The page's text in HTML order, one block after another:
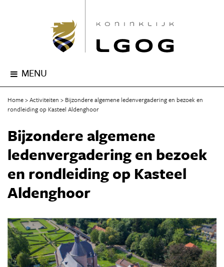
MENU
Home Activiteiten
Bijzondere algemene ledenvergadering en bezoek en
rondleiding op Kasteel Aldenghoor
Bijzondere algemene
ledenvergadering en bezoek
en rondleiding op Kasteel
Aldenghoor